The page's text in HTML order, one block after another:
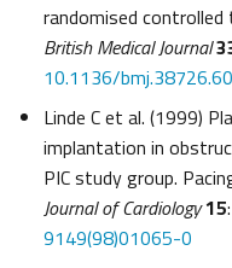
randomised
British Medical Journal
10.1136/
Linde C et al. (1999)
implantation in
PIC study group.
Journal of Cardiology15
9149(98)01065-0